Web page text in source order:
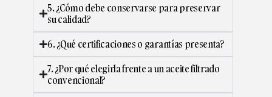
5. ¿Cómo debe conservarse para preservar
su calidad?
6. ¿Qué certificaciones o garantías presenta?
7. ¿Por qué elegirla frente a un aceite filtrado
convencional?